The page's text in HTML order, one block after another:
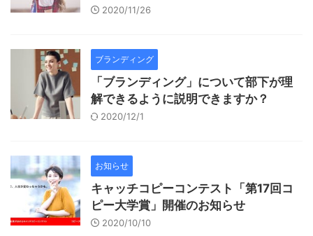
2020/11/26
ブランディング
「ブランディング」について部下が理
解できるように説明できますか？
2020/12/1
お知らせ
キャッチコピーコンテスト「第17回コ
ピー大学賞」開催のお知らせ
2020/10/10